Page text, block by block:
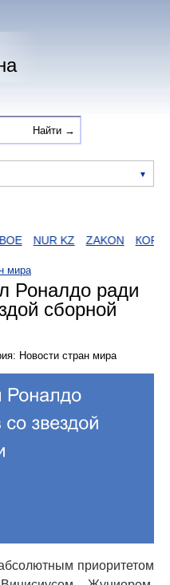
NUR KZ ZAKON
мира
Роналдо ради
сборной
Новости стран мира
приоритетом